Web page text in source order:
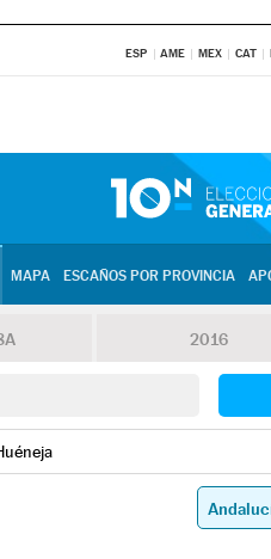
ESP AME MEX CAT
MAPA ESCAÑOS POR PROVINCIA
2016